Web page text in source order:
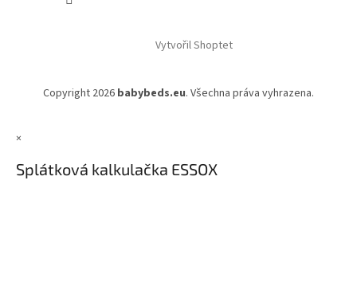
Vytvořil Shoptet
Copyright 2026 babybeds.eu. Všechna práva vyhrazena.
×
Splátková kalkulačka ESSOX